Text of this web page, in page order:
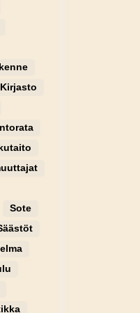
Kirjasto
Sote